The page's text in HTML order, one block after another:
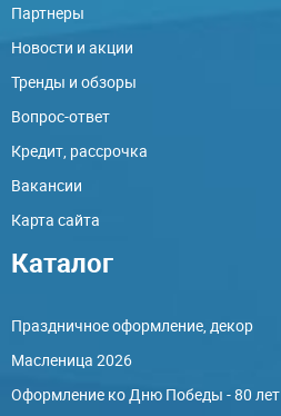
Партнеры
Новости и акции
Тренды и обзоры
Вопрос-ответ
Кредит, рассрочка
Вакансии
Карта сайта
Каталог
Праздничное оформление, декор
Масленица 2026
Оформление ко Дню Победы - 80 лет